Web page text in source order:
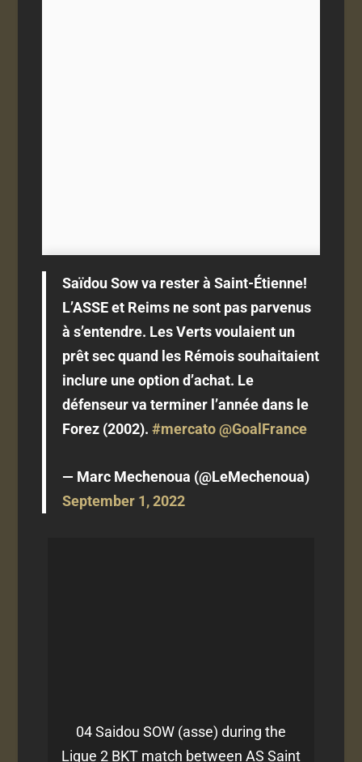
Saïdou Sow va rester à Saint-Étienne!
L’ASSE et Reims ne sont pas parvenus
à s’entendre. Les Verts voulaient un
prêt sec quand les Rémois souhaitaient
inclure une option d’achat. Le
défenseur va terminer l’année dans le
Forez (2002).#mercato @GoalFrance
— Marc Mechenoua (@LeMechenoua)
September 1, 2022
04 Saidou SOW (asse) during the
Ligue 2 BKT match between AS Saint